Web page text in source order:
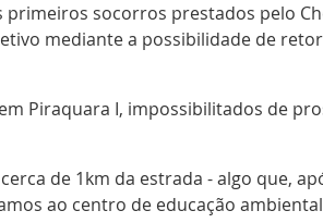
socorros prestados pelo
mediante a possibilidade de
Piraquara I, impossibilitados de
de 1km da estrada - algo que,
ao centro de educação